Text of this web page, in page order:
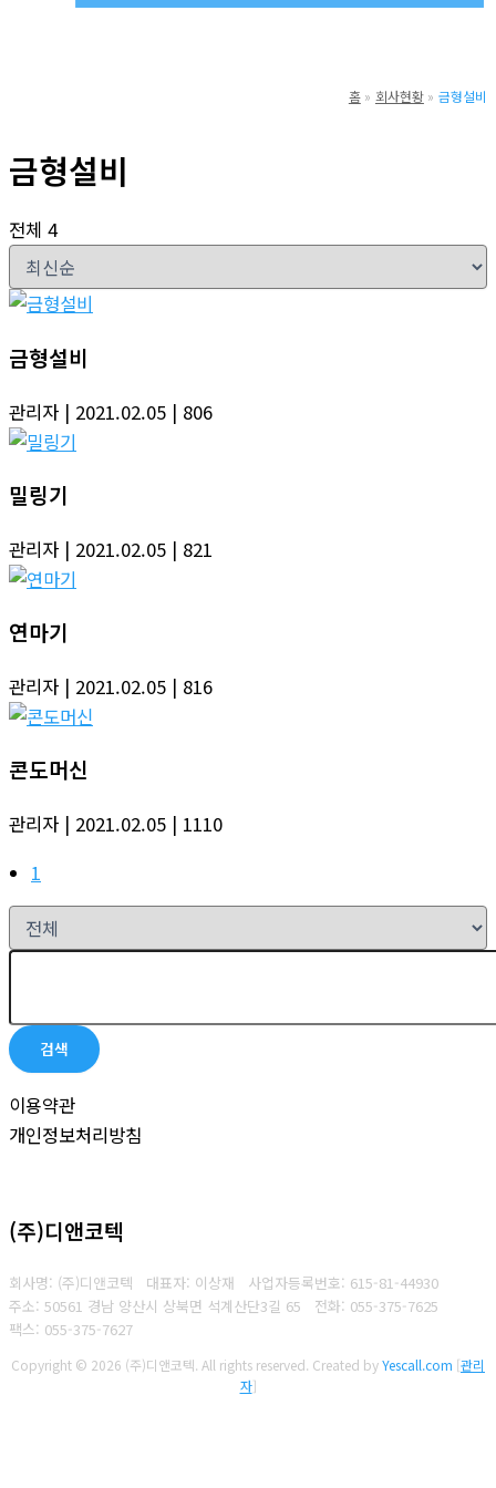
홈 회사현황 금형설비
금형설비
전체 4
금형설비
관리자 | 2021.02.05 | 806
밀링기
관리자 | 2021.02.05 | 821
연마기
관리자 | 2021.02.05 | 816
콘도머신
관리자 | 2021.02.05 | 1110
1
검색
이용약관
개인정보처리방침
(주)디앤코텍
회사명: (주)디앤코텍 대표자: 이상재 사업자등록번호: 615-81-44930
주소: 50561 경남 양산시 상북면 석계산단3길 65 전화: 055-375-7625
팩스: 055-375-7627
Copyright © 2026 (주)디앤코텍. All rights reserved. Created byYescall.com [관리
자]